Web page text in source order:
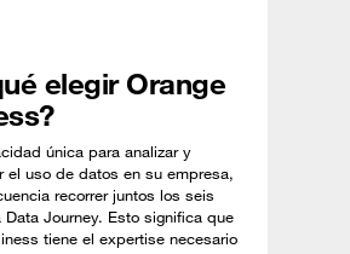
elegir Orange
única para analizar y
el uso de datos en su empresa,
recorrer juntos los seis
Journey. Esto significa que
tiene el expertise necesario